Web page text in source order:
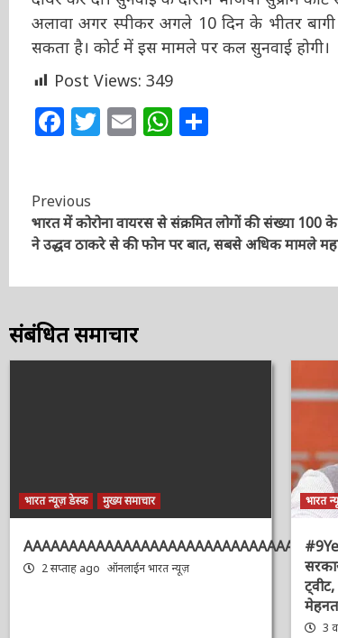
जाएं। इसके अलावा अगर स्पीकर अगले 10 दिन के
कोर्ट में जा सकता है। कोर्ट में इस मामले पर कल
Post Views: 349
Facebook
Twitter
EmailWhatsApp
Continue
Reading
Previous
भारत में कोरोना वायरस से संक्रमित लोगों की संख्या 100 के
ने उद्धव ठाकरे से की फोन पर बात, सबसे अधिक मामले
संबंधित समाचार
भारत न्यूज़ डेस्क मुख्य समाचार
AAAAAAAAAAAAAAAAAAAAAAAAAAAAAAAAA
भारत
का
और